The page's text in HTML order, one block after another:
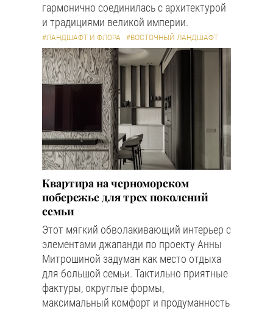
гармонично соединилась с архитектурой
и традициями великой империи.
#ЛАНДШАФТ И ФЛОРА #ВОСТОЧНЫЙ ЛАНДШАФТ
Квартира на черноморском
побережье для трех поколений
семьи
Этот мягкий обволакивающий интерьер с
элементами джапанди по проекту Анны
Митрошиной задуман как место отдыха
для большой семьи. Тактильно приятные
фактуры, округлые формы,
максимальный комфорт и продуманность